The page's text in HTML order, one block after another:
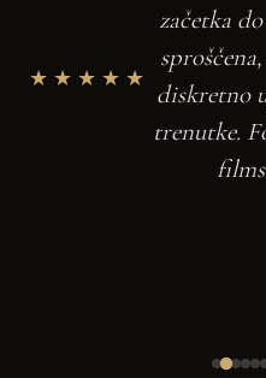
★★★★★
začetka
diskretno
trenutke.